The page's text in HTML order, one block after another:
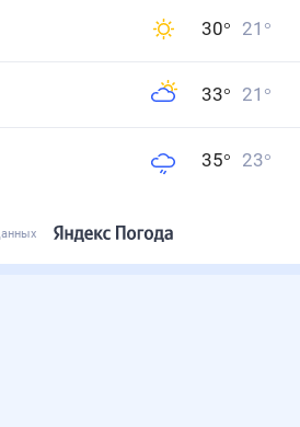
30° 21 °
33° 21 °
35° 23°